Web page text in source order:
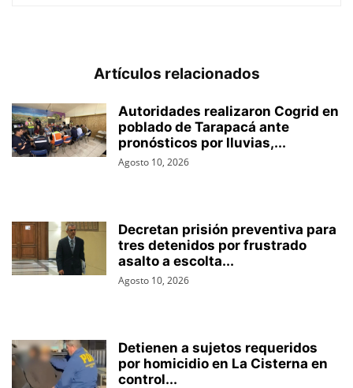
Artículos relacionados
Autoridades realizaron Cogrid en
poblado de Tarapacá ante
pronósticos por lluvias,...
Agosto 10, 2026
Decretan prisión preventiva para
tres detenidos por frustrado
asalto a escolta...
Agosto 10, 2026
Detienen a sujetos requeridos
por homicidio en La Cisterna en
control...